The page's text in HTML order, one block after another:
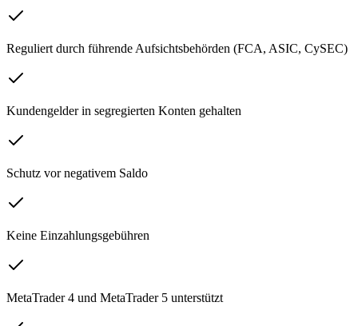
Reguliert durch führende Aufsichtsbehörden (FCA, ASIC, CySEC)
Kundengelder in segregierten Konten gehalten
Schutz vor negativem Saldo
Keine Einzahlungsgebühren
MetaTrader 4 und MetaTrader 5 unterstützt